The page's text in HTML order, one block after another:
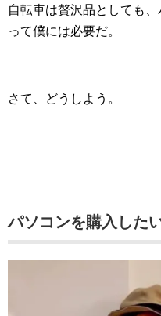
自転車は贅沢品としても
って僕には必要だ。
さて、どうしよう。
パソコンを購入した